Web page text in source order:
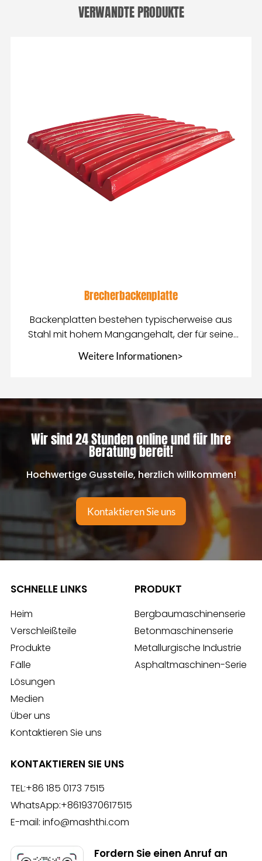
VERWANDTE PRODUKTE
Brecherbackenplatte
Backenplatten bestehen typischerweise aus
Stahl mit hohem Mangangehalt, der für seine
Weitere Informationen>
Wir sind 24 Stunden online und für Ihre
Beratung bereit!
Hochwertige Gussteile, herzlich willkommen!
Kontaktieren Sie uns
SCHNELLE LINKS
Heim
Verschleißteile
Produkte
Fälle
Lösungen
Medien
Über uns
Kontaktieren Sie uns
PRODUKT
Bergbaumaschinenserie
Betonmaschinenserie
Metallurgische Industrie
Asphaltmaschinen-Serie
KONTAKTIEREN SIE UNS
TEL:+86 185 0173 7515
WhatsApp:+8619370617515
E-mail: info@mashthi.com
Fordern Sie einen Anruf an